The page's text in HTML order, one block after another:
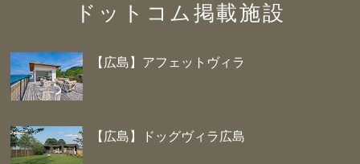
ドットコム掲載施設
【広島】アフェットヴィラ
【広島】ドッグヴィラ広島